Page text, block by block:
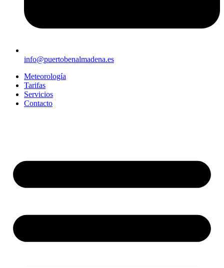
info@puertobenalmadena.es
Meteorología
Tarifas
Servicios
Contacto